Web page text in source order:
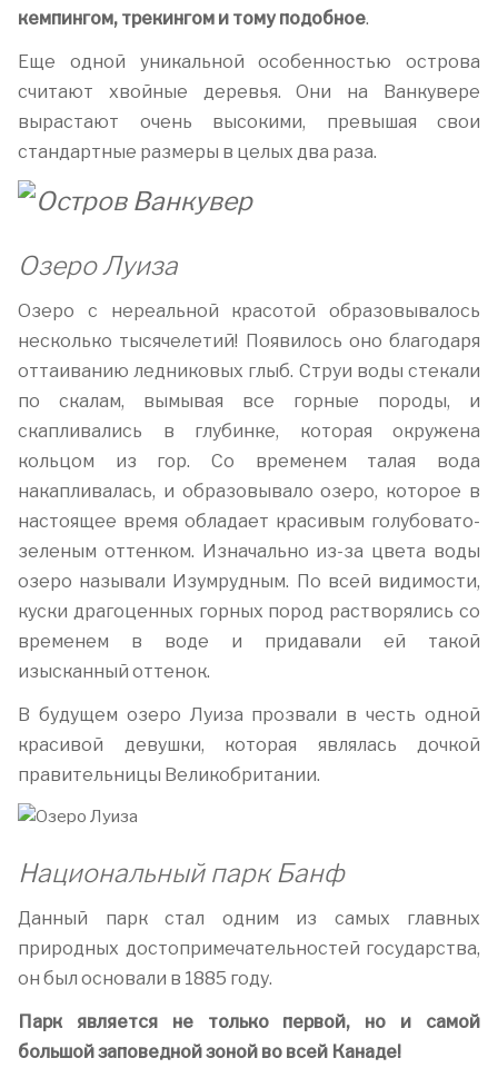
кемпингом, трекингом и тому подобное.
Еще одной уникальной особенностью острова
считают хвойные деревья. Они на Ванкувере
вырастают очень высокими, превышая свои
стандартные размеры в целых два раза.
Озеро Луиза
Озеро с нереальной красотой образовывалось
несколько тысячелетий! Появилось оно благодаря
оттаиванию ледниковых глыб. Струи воды стекали
по скалам, вымывая все горные породы, и
скапливались в глубинке, которая окружена
кольцом из гор. Со временем талая вода
накапливалась, и образовывало озеро, которое в
настоящее время обладает красивым голубовато-
зеленым оттенком. Изначально из-за цвета воды
озеро называли Изумрудным. По всей видимости,
куски драгоценных горных пород растворялись со
временем в воде и придавали ей такой
изысканный оттенок.
В будущем озеро Луиза прозвали в честь одной
красивой девушки, которая являлась дочкой
правительницы Великобритании.
Национальный парк Банф
Данный парк стал одним из самых главных
природных достопримечательностей государства,
он был основали в 1885 году.
Парк является не только первой, но и самой
большой заповедной зоной во всей Канаде!